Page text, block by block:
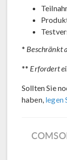
* Beschränkt
** Erfordert
Sollten Sie
haben, legen